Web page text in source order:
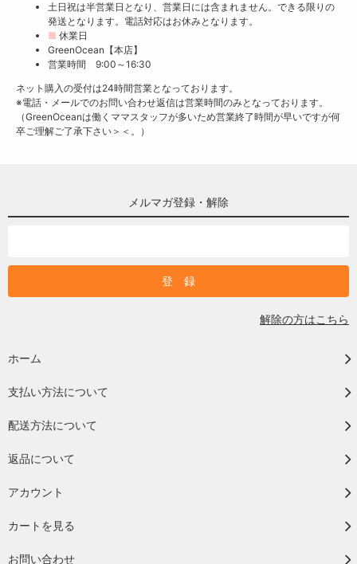
土日祝は半営業日となり、営業日には含まれません。できる限りの
発送となります。電話対応はお休みとなります。
■ 休業日
GreenOcean【本店】
営業時間 9:00～16:30
ネット購入の受付は24時間営業となっております。
※電話・メールでのお問い合わせ返信は営業時間のみとなっております。
（GreenOceanは働くママスタッフが多いため営業終了時間が早いですが何
卒ご理解ご了承下さい＞＜。）
メルマガ登録・解除
解除の方はこちら
ホーム
支払い方法について
配送方法について
返品について
アカウント
カートを見る
お問い合わせ